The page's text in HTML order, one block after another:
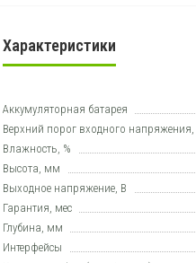
Характеристики
Аккумуляторная батарея
Верхний порог входного напряжения,
Влажность, %
Высота, мм
Выходное напряжение, В
Гарантия, мес
Глубина, мм
Интерфейсы